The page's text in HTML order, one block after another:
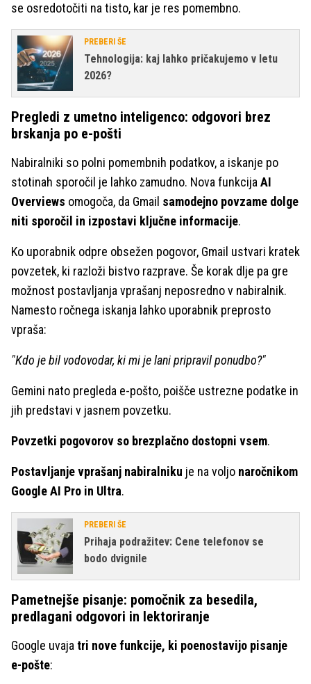
se osredotočiti na tisto, kar je res pomembno.
PREBERI ŠE
Tehnologija: kaj lahko pričakujemo v letu
2026?
Pregledi z umetno inteligenco: odgovori brez
brskanja po e-pošti
Nabiralniki so polni pomembnih podatkov, a iskanje po
stotinah sporočil je lahko zamudno. Nova funkcija AI
Overviews omogoča, da Gmail samodejno povzame dolge
niti sporočil in izpostavi ključne informacije.
Ko uporabnik odpre obsežen pogovor, Gmail ustvari kratek
povzetek, ki razloži bistvo razprave. Še korak dlje pa gre
možnost postavljanja vprašanj neposredno v nabiralnik.
Namesto ročnega iskanja lahko uporabnik preprosto
vpraša:
"Kdo je bil vodovodar, ki mi je lani pripravil ponudbo?"
Gemini nato pregleda e-pošto, poišče ustrezne podatke in
jih predstavi v jasnem povzetku.
Povzetki pogovorov so brezplačno dostopni vsem.
Postavljanje vprašanj nabiralniku je na voljo naročnikom
Google AI Pro in Ultra.
PREBERI ŠE
Prihaja podražitev: Cene telefonov se
bodo dvignile
Pametnejše pisanje: pomočnik za besedila,
predlagani odgovori in lektoriranje
Google uvaja tri nove funkcije, ki poenostavijo pisanje
e-pošte: